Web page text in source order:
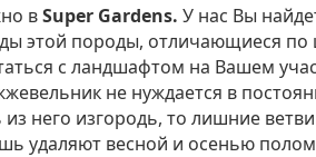
вSuper Gardens. У нас Вы
этой породы, отличающиеся по
с ландшафтом на Вашем
не нуждается в
него изгородь, то лишние
удаляют весной и осенью